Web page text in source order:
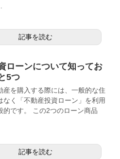
記事を読む
ローンについて知ってお
5つ
産を購入する際には、一般的な住
なく「不動産投資ローン」を利用
的です。 この2つのローン商品
記事を読む